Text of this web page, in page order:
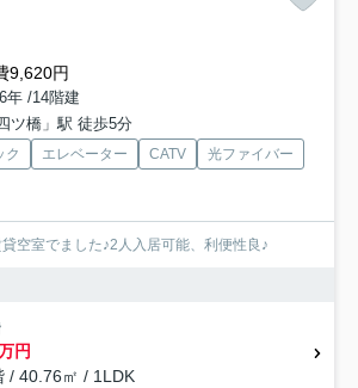
9,620円
年 /14階建
ツ橋」駅 徒歩5分
ク エレベーター CATV
光ファイバー
空室でました♪2人入居可能、利便性良♪
円
/ 40.76㎡ / 1LDK